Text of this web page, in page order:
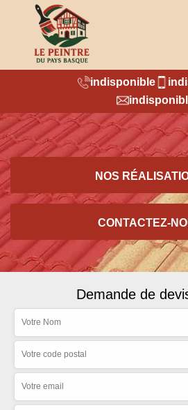
indisponible
NOS
CONTACTEZ-
Demande de